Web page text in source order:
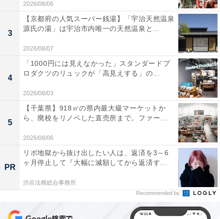
テーマ展示の一つである「城めぐり観光情報ゾーン」で
は、「国宝5城」である姫路城、犬山城、彦根城、松本
城、松江城を含めた、日本100名城に選定されている城
郭を有する団体が出展。お城めぐりに役立つ情報や周辺
観光情報などを発信する。彦根城のひこにゃんや熊本城
のひごまるをはじめ、くまモン（熊本県）、さのまる
（佐野市）、わん丸君（犬山市）といったキャラクター
も登場し、会場を盛り上げる。熊本地震で被災した熊本
城の復興支援コーナーとして、熊本城の崩落した石垣か
ら発見された、文様のある石の展示も行われる。（入城
券 一般 当日1500円 前売1300円 ／小・中学生 当日800円
前売500円）
2026/08/06
3
【京都府の人気スーパー銭湯】「宇治天然温泉
源氏の湯」は宇治市内唯一の天然温泉と...
2026/08/07
4
「1000円には見えなかった」スタンダードプ
ロダクツのリュックが「高見えする」の...
2026/08/03
5
【千葉県】918㎡の県内最大級マーケットか
ら、廃校をリノベした直売所まで。ファー...
2026/08/06
PR
リボ地獄から抜け出したい人は、返済を3～6
ヶ月停止して『大幅に減額してから返済す...
渋谷法務総合事務所
Recommended by